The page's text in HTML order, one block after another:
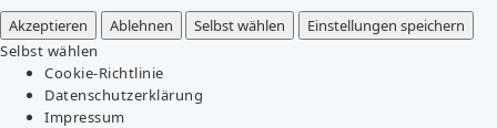
Akzeptieren
Ablehnen Selbst wählen
Einstellungen speichern
Selbst wählen
Cookie-Richtlinie
Datenschutzerklärung
Impressum